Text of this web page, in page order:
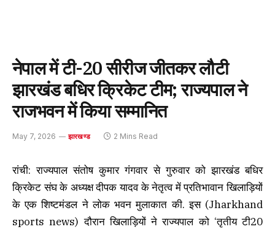
नेपाल में टी-20 सीरीज जीतकर लौटी
झारखंड बधिर क्रिकेट टीम; राज्यपाल ने
राजभवन में किया सम्मानित
May 7, 2026 झारखण्ड 2 Mins Read
रांची: राज्यपाल संतोष कुमार गंगवार से गुरुवार को झारखंड बधिर
क्रिकेट संघ के अध्यक्ष दीपक यादव के नेतृत्व में प्रतिभावान खिलाड़ियों
के एक शिष्टमंडल ने लोक भवन मुलाकात की. इस (Jharkhand
sports news) दौरान खिलाड़ियों ने राज्यपाल को ‘तृतीय टी20